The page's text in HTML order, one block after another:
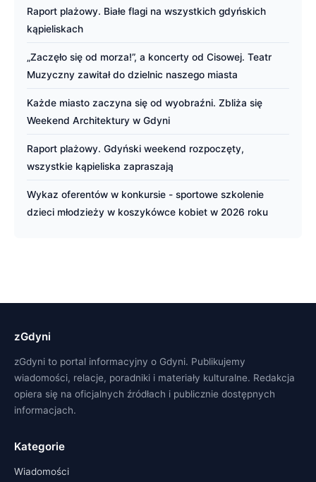
Raport plażowy. Białe flagi na wszystkich gdyńskich
kąpieliskach
„Zaczęło się od morza!”, a koncerty od Cisowej. Teatr
Muzyczny zawitał do dzielnic naszego miasta
Każde miasto zaczyna się od wyobraźni. Zbliża się
Weekend Architektury w Gdyni
Raport plażowy. Gdyński weekend rozpoczęty,
wszystkie kąpieliska zapraszają
Wykaz oferentów w konkursie - sportowe szkolenie
dzieci młodzieży w koszykówce kobiet w 2026 roku
zGdyni
zGdyni to portal informacyjny o Gdyni. Publikujemy
wiadomości, relacje, poradniki i materiały kulturalne. Redakcja
opiera się na oficjalnych źródłach i publicznie dostępnych
informacjach.
Kategorie
Wiadomości